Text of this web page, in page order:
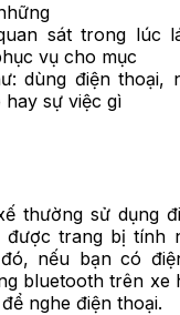
sát trong lúc
vụ cho mục
dùng điện thoại,
sự việc gì
thường sử dụng
được trang bị tính
nếu bạn có
bluetooth trên xe
nghe điện thoại.